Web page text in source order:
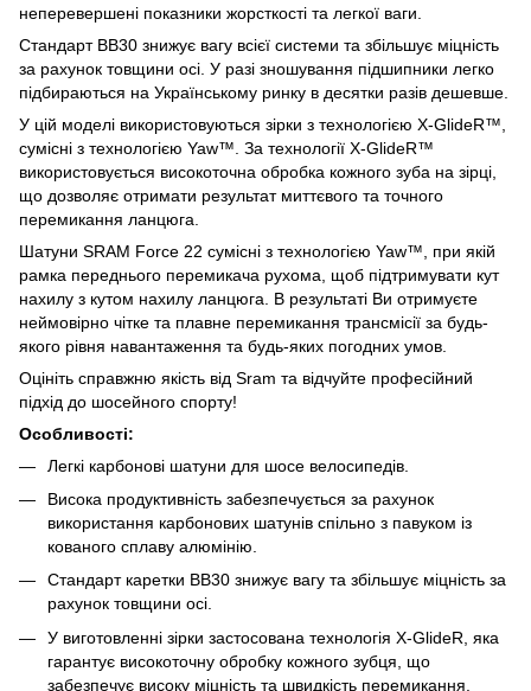
неперевершені показники жорсткості та легкої ваги.
Стандарт BB30 знижує вагу всієї системи та збільшує міцність
за рахунок товщини осі. У разі зношування підшипники легко
підбираються на Українському ринку в десятки разів дешевше.
У цій моделі використовуються зірки з технологією X-GlideR™,
сумісні з технологією Yaw™. За технології X-GlideR™
використовується високоточна обробка кожного зуба на зірці,
що дозволяє отримати результат миттєвого та точного
перемикання ланцюга.
Шатуни SRAM Force 22 сумісні з технологією Yaw™, при якій
рамка переднього перемикача рухома, щоб підтримувати кут
нахилу з кутом нахилу ланцюга. В результаті Ви отримуєте
неймовірно чітке та плавне перемикання трансмісії за будь-
якого рівня навантаження та будь-яких погодних умов.
Оцініть справжню якість від Sram та відчуйте професійний
підхід до шосейного спорту!
Особливості:
Легкі карбонові шатуни для шосе велосипедів.
Висока продуктивність забезпечується за рахунок
використання карбонових шатунів спільно з павуком із
кованого сплаву алюмінію.
Стандарт каретки BB30 знижує вагу та збільшує міцність за
рахунок товщини осі.
У виготовленні зірки застосована технологія X-GlideR, яка
гарантує високоточну обробку кожного зубця, що
забезпечує високу міцність та швидкість перемикання.